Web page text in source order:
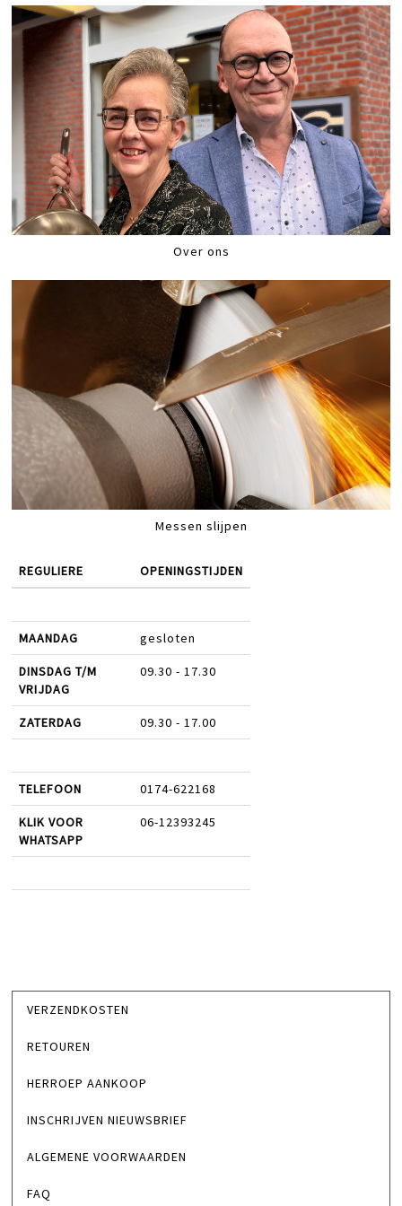
Over ons
Messen slijpen
REGULIERE OPENINGSTIJDEN
MAANDAG gesloten
DINSDAG T/M
VRIJDAG
09.30 - 17.30
ZATERDAG 09.30 - 17.00
TELEFOON 0174-622168
KLIK VOOR
WHATSAPP
06-12393245
VERZENDKOSTEN
RETOUREN
HERROEP AANKOOP
INSCHRIJVEN NIEUWSBRIEF
ALGEMENE VOORWAARDEN
FAQ